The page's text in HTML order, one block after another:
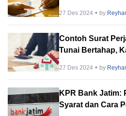
27 Des 2024 by
Contoh Surat
Tunai Bertahap,
27 Des 2024 by
KPR Bank Jatim:
Syarat dan Cara